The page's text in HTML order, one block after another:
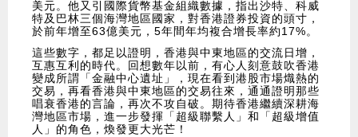
美元。他又引國際貨幣基金組織數據，指出沙特、科威
特及巴林三個海灣地區國家，對香港證券投資的頭寸，
於前年增至63億美元，5年間年均複合增長率約17%。
這些數字，都足以證明，香港與中東地區的交流日增，
互惠互利的時代。回想數年以前，有心人刻意鼓吹香港
變成所謂「金融中心遺址」，現在看到港股市場熾熱的
交易，再看香港與中東地區的交易往來，通通證明那些
唱衰香港的言論，再次不攻自破。期待香港繼續深耕海
灣地區市場，進一步發揮「超級聯繫人」和「超級增值
人」的角色，煥發更大光芒！